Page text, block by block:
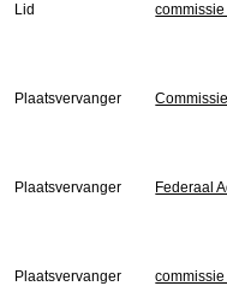
Lid
Plaatsvervanger
Plaatsvervanger Federaal
Plaatsvervanger